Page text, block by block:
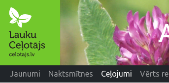
Jaunumi Naktsmītnes Ceļojumi Vērts